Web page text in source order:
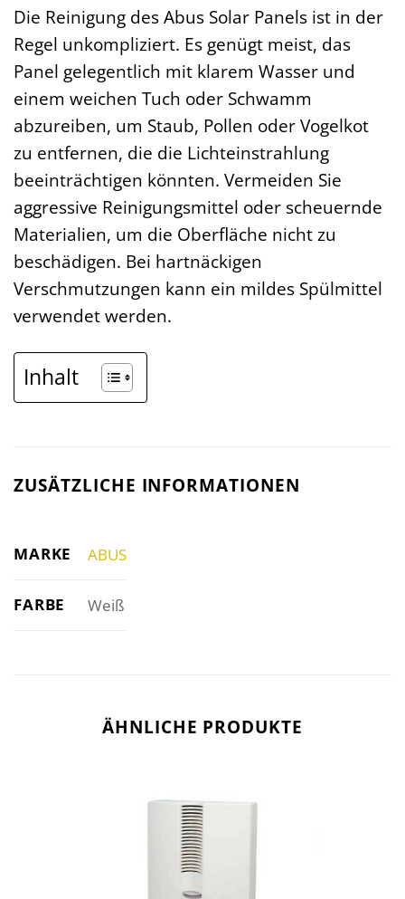
Die Reinigung des Abus Solar Panels ist in der
Regel unkompliziert. Es genügt meist, das
Panel gelegentlich mit klarem Wasser und
einem weichen Tuch oder Schwamm
abzureiben, um Staub, Pollen oder Vogelkot
zu entfernen, die die Lichteinstrahlung
beeinträchtigen könnten. Vermeiden Sie
aggressive Reinigungsmittel oder scheuernde
Materialien, um die Oberfläche nicht zu
beschädigen. Bei hartnäckigen
Verschmutzungen kann ein mildes Spülmittel
verwendet werden.
Inhalt
ZUSÄTZLICHE INFORMATIONEN
MARKE ABUS
FARBE Weiß
ÄHNLICHE PRODUKTE